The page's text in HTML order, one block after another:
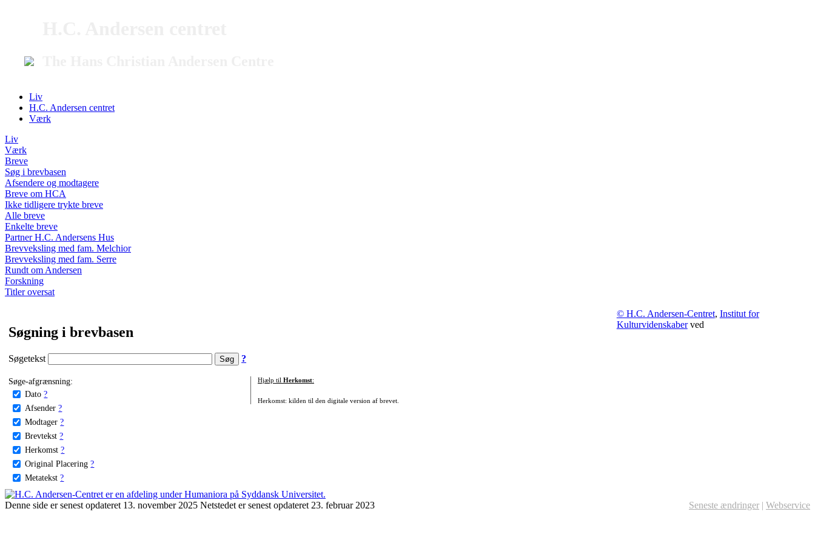
Liv
H.C. Andersen centret
Værk
Liv
Værk
Breve
Søg i brevbasen
Afsendere og modtagere
Breve om HCA
Ikke tidligere trykte breve
Alle breve
Enkelte breve
Partner H.C. Andersens Hus
Brevveksling med fam. Melchior
Brevveksling med fam. Serre
Rundt om Andersen
Forskning
Titler oversat
Søgning i brevbasen
Søgetekst ?
Søge-afgrænsning:
Dato ?
Afsender ?
Modtager ?
Brevtekst ?
Herkomst ?
Original Placering ?
Metatekst ?
Hjælp til Herkomst:
Herkomst: kilden til den digitale version af brevet.
© H.C. Andersen-Centret, Institut for
Kulturvidenskaberved
Denne side er senest opdateret 13. november 2025 Netstedet er senest opdateret 23. februar 2023 Seneste ændringer | Webservice